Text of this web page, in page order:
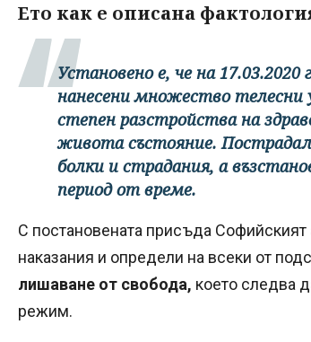
Ето как е описана
Установено е, че на
нанесени множество телесни
степен разстройства на
живота състояние.
болки и страдания, а
период от време.
С постановената присъда
наказания и определи на всеки от
лишаване от свобода, което следва
режим.